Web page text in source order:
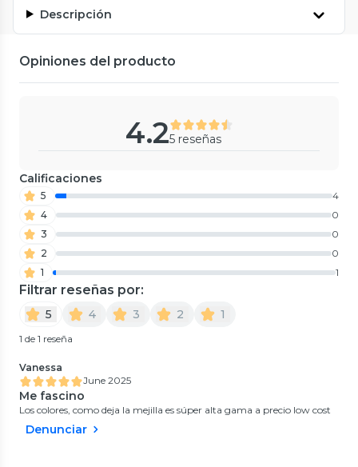
Descripción
Opiniones del producto
4.25 reseñas
Calificaciones
5
4
4
0
3
0
2
0
1
1
Filtrar reseñas por:
5 4 3 2 1
1 de 1 reseña
Vanessa
June 2025
Me fascino
Los colores, como deja la mejilla es súper alta gama a precio low cost
Denunciar